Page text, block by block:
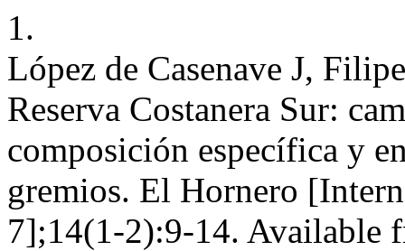
1.
López de Casenave J,
Reserva Costanera Sur:
composición específica y
gremios. El Hornero
7];14(1-2):9-14. Available